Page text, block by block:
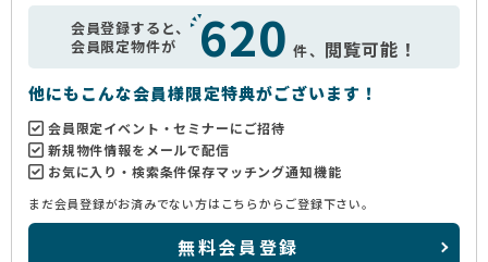
会員登録すると、
会員限定物件が
620 件、 閲覧可能！
他にもこんな会員様限定特典がございます！
会員限定イベント・セミナーにご招待
新規物件情報をメールで配信
お気に入り・検索条件保存マッチング通知機能
まだ会員登録がお済みでない方はこちらからご登録下さい。
無料会員登録